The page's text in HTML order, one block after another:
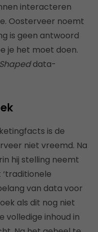
interacteren
Oosterveer noemt
is geen antwoord
je het moet doen.
data-
is de
niet vreemd. Na
hij stelling neemt
van data voor
als dit nog niet
volledige inhoud in